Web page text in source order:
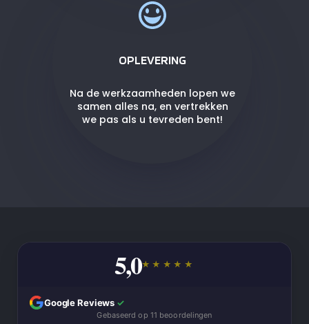
OPLEVERING
Na de werkzaamheden lopen we
samen alles na, en vertrekken
we pas als u tevreden bent!
5,0★★★★★
Google Reviews ✓
Gebaseerd op 11 beoordelingen